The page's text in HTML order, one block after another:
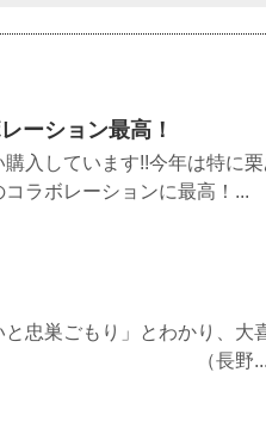
ーション最高！
入しています!!今年は特に
ラボレーションに最高！...
忠巣ごもり」とわかり、大
野...